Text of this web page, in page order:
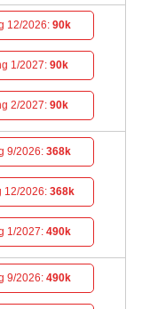
12/2026:90k
1/2027: 90k
2/2027: 90k
9/2026:368k
12/2026: 368k
1/2027:490k
9/2026:490k